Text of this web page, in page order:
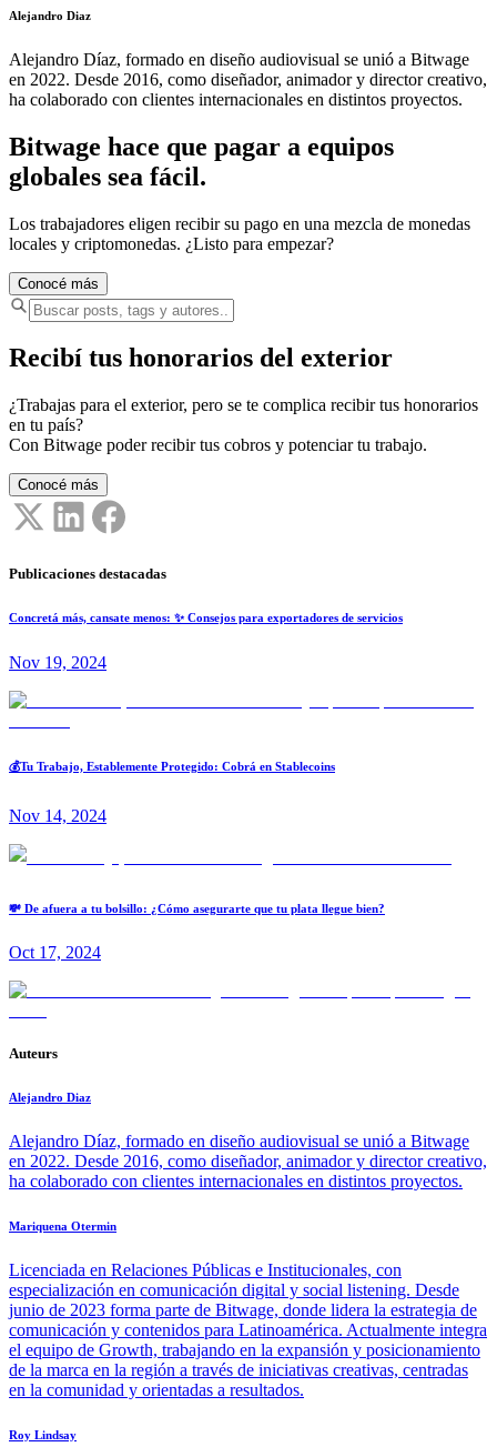
Alejandro Diaz
Alejandro Díaz, formado en diseño audiovisual se unió a Bitwage
en 2022. Desde 2016, como diseñador, animador y director creativo,
ha colaborado con clientes internacionales en distintos proyectos.
Bitwage hace que pagar a equipos
globales sea fácil.
Los trabajadores eligen recibir su pago en una mezcla de monedas
locales y criptomonedas. ¿Listo para empezar?
Conocé más
Recibí tus honorarios del exterior
¿Trabajas para el exterior, pero se te complica recibir tus honorarios
en tu país?
Con Bitwage poder recibir tus cobros y potenciar tu trabajo.
Conocé más
Publicaciones destacadas
Concretá más, cansate menos: ✨ Consejos para exportadores de servicios
Nov 19, 2024
💰Tu Trabajo, Establemente Protegido: Cobrá en Stablecoins
Nov 14, 2024
💸 De afuera a tu bolsillo: ¿Cómo asegurarte que tu plata llegue bien?
Oct 17, 2024
Auteurs
Alejandro Diaz
Alejandro Díaz, formado en diseño audiovisual se unió a Bitwage
en 2022. Desde 2016, como diseñador, animador y director creativo,
ha colaborado con clientes internacionales en distintos proyectos.
Mariquena Otermin
Licenciada en Relaciones Públicas e Institucionales, con
especialización en comunicación digital y social listening. Desde
junio de 2023 forma parte de Bitwage, donde lidera la estrategia de
comunicación y contenidos para Latinoamérica. Actualmente integra
el equipo de Growth, trabajando en la expansión y posicionamiento
de la marca en la región a través de iniciativas creativas, centradas
en la comunidad y orientadas a resultados.
Roy Lindsay